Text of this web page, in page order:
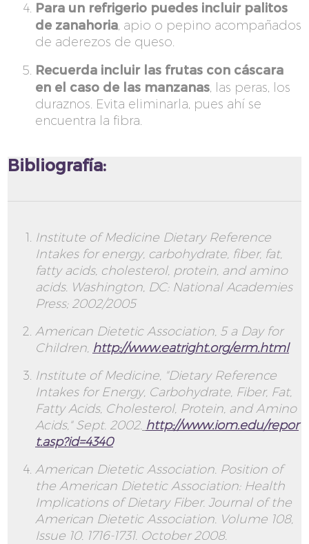
Para un refrigerio puedes incluir palitos
de zanahoria, apio o pepino acompañados
de aderezos de queso.
Recuerda incluir las frutas con cáscara
en el caso de las manzanas, las peras, los
duraznos. Evita eliminarla, pues ahí se
encuentra la fibra.
Bibliografía:
Institute of Medicine Dietary Reference
Intakes for energy, carbohydrate, fiber, fat,
fatty acids, cholesterol, protein, and amino
acids. Washington, DC: National Academies
Press; 2002/2005
American Dietetic Association, 5 a Day for
Children, http://www.eatright.org/erm.html
Institute of Medicine, "Dietary Reference
Intakes for Energy, Carbohydrate, Fiber, Fat,
Fatty Acids, Cholesterol, Protein, and Amino
Acids," Sept. 2002. http://www.iom.edu/repor
t.asp?id=4340
American Dietetic Association. Position of
the American Dietetic Association: Health
Implications of Dietary Fiber. Journal of the
American Dietetic Association. Volume 108,
Issue 10. 1716-1731. October 2008.